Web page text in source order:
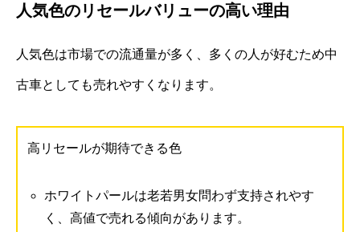
人気色のリセールバリューの高い理由
人気色は市場での流通量が多く、多くの人が好むため中
古車としても売れやすくなります。
高リセールが期待できる色
ホワイトパールは老若男女問わず支持されやす
く、高値で売れる傾向があります。